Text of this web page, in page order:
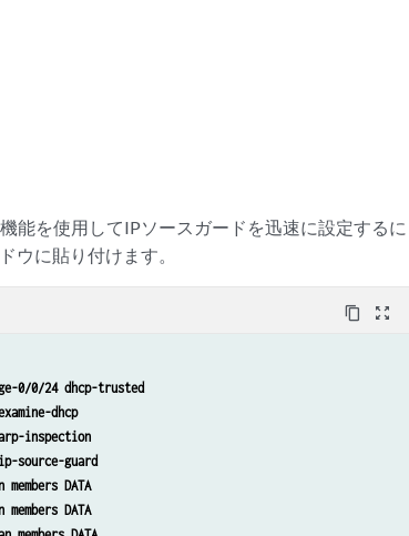
能を使用してIPソースガードを迅速に設定するに
ウに貼り付けます。
content_copy zoom_out_map
0/0/24 dhcp-trusted
dhcp
inspection
source-guard
DATA
DATA